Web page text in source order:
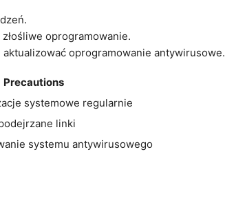
oprogramowanie.
oprogramowanie antywirusowe.
Precautions
systemowe regularnie
linki
systemu antywirusowego